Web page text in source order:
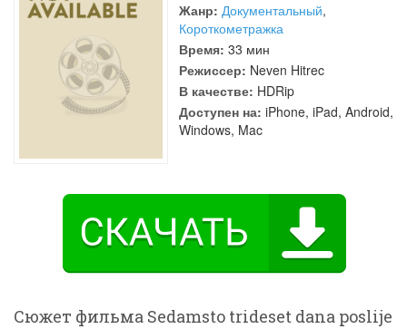
Жанр: Документальный,
Короткометражка
Время: 33 мин
Режиссер: Neven Hitrec
В качестве: HDRip
Доступен на: iPhone, iPad, Android,
Windows, Mac
Сюжет фильма Sedamsto trideset dana poslije